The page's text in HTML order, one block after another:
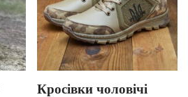
Кросівки чоловічі